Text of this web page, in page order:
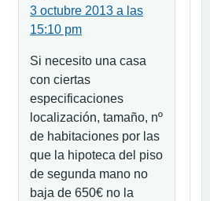
3 octubre 2013 a las
15:10 pm
Si necesito una casa
con ciertas
especificaciones
localización, tamaño, nº
de habitaciones por las
que la hipoteca del piso
de segunda mano no
baja de 650€ no la